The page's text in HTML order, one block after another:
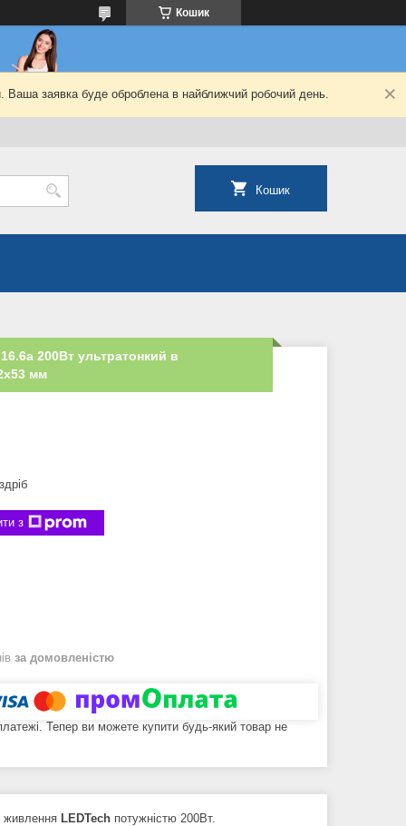
Кошик
Ваша заявка буде оброблена в найближчий робочий день.
Кошик
200Вт ультратонкий в
мм
з
за домовленістю
Тепер ви можете купити будь-який товар не
живлення LEDTech потужністю 200Вт.